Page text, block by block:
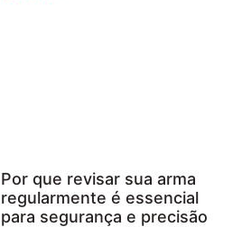
Por que revisar sua arma
regularmente é essencial
para segurança e precisão